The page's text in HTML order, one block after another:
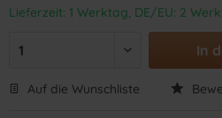
Lieferzeit: 1 Werktag, DE/EU: 2
In
Auf die Wunschliste